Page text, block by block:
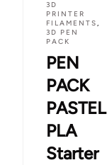
3D
PRINTER
FILAMENTS,
3D PEN
PACK
PEN
PACK
PASTEL
PLA
Starter